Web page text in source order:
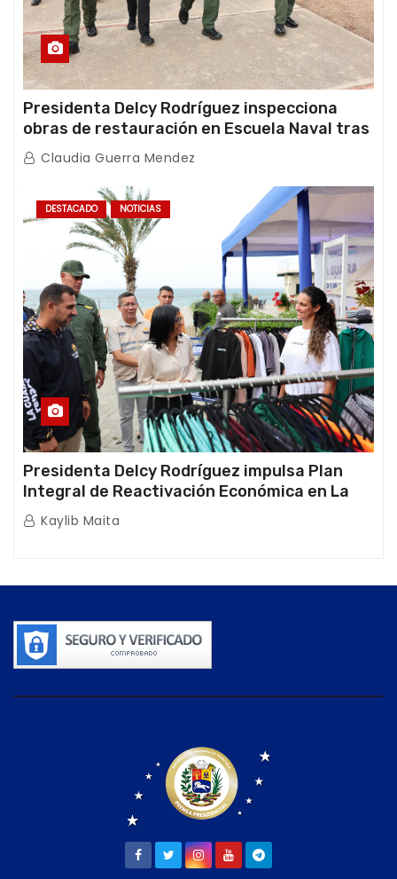
Presidenta Delcy Rodríguez inspecciona
obras de restauración en Escuela Naval tras
afectaciones sísmicas en La Guaira
Claudia Guerra Mendez
DESTACADO NOTICIAS
Presidenta Delcy Rodríguez impulsa Plan
Integral de Reactivación Económica en La
Guaira
Kaylib Maita